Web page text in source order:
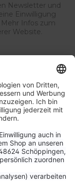
Newsletter und
Einwilligung
Infos zum
Website.